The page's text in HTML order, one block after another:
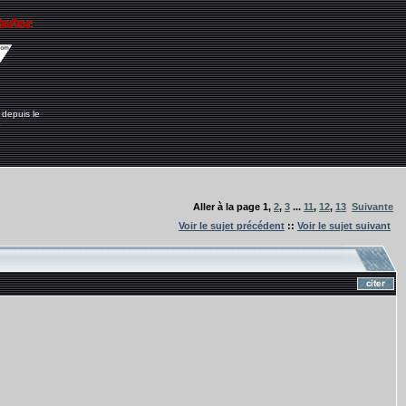
le
Aller à la page 1, 2, 3 ... 11, 12, 13 Suivante
Voir le sujet précédent :: Voir le sujet suivant